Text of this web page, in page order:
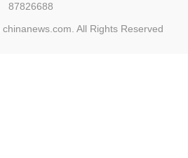
87826688
chinanews.com. All Rights Reserved